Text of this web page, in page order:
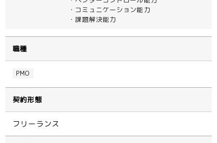
・コミュニケーション能力
・課題解決能力
職種
PMO
契約形態
フリーランス